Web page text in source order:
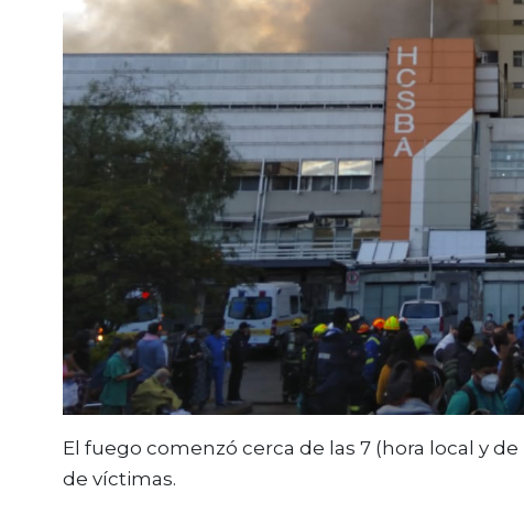
El fuego comenzó cerca de las 7 (hora local y
de víctimas.